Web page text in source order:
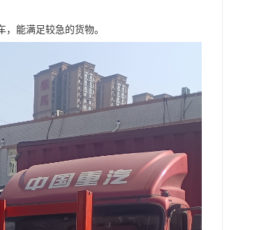
能满足较急的货物。